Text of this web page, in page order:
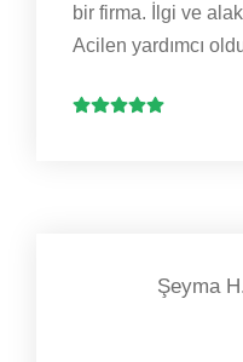
bir firma. İlgi ve
Acilen yardımcı
Şeyma